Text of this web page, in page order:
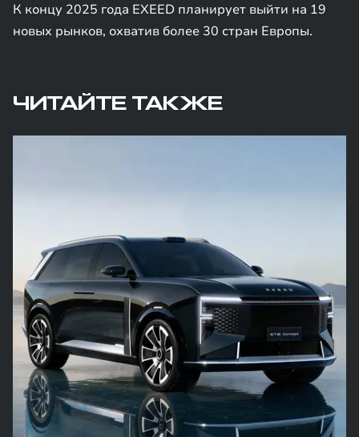
К концу 2025 года EXEED планирует выйти на 19
новых рынков, охватив более 30 стран Европы.
ЧИТАЙТЕ ТАКЖЕ